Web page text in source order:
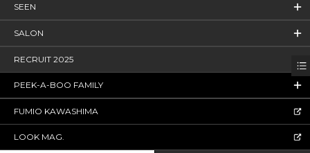
SEEN
SALON
RECRUIT 2025
PEEK-A-BOO FAMILY
FUMIO KAWASHIMA
LOOK MAG.